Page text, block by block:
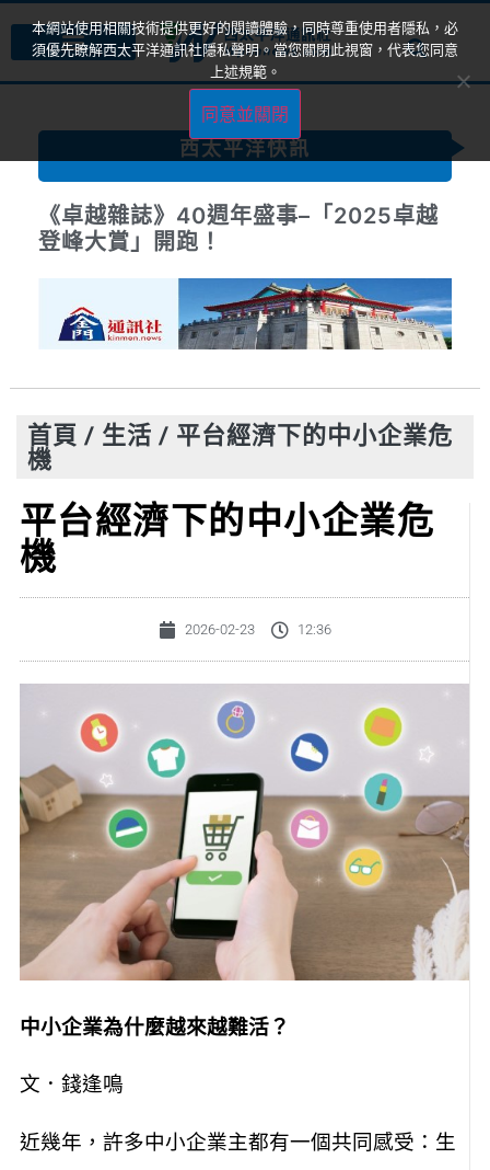
西太平洋快訊
《卓越雜誌》40週年盛事–「2025卓越
登峰大賞」開跑！
首頁 / 生活 / 平台經濟下的中小企業危
機
平台經濟下的中小企業危
機
2026-02-23 12:36
中小企業為什麼越來越難活？
文．錢逢鳴
近幾年，許多中小企業主都有一個共同感受：生
本網站使用相關技術提供更好的閱讀體驗，同時尊重使用者隱私，必
須優先瞭解西太平洋通訊社隱私聲明。當您關閉此視窗，代表您同意
上述規範。
同意並關閉